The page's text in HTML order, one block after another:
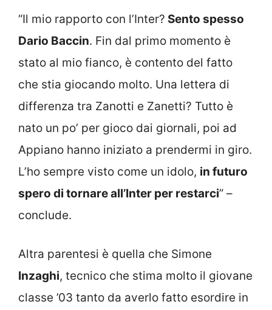
“Il mio rapporto con l’Inter? Sento spesso
Dario Baccin. Fin dal primo momento è
stato al mio fianco, è contento del fatto
che stia giocando molto. Una lettera di
differenza tra Zanotti e Zanetti? Tutto è
nato un po’ per gioco dai giornali, poi ad
Appiano hanno iniziato a prendermi in giro.
L’ho sempre visto come un idolo, in futuro
spero di tornare all’Inter per restarci” –
conclude.
Altra parentesi è quella che Simone
Inzaghi, tecnico che stima molto il giovane
classe ’03 tanto da averlo fatto esordire in